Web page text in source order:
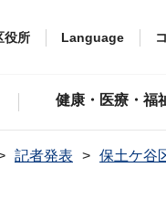
役所 Language
健康・医療・福
記者発表 保土ケ谷